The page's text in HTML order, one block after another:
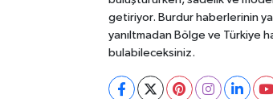
getiriyor. Burdur haberlerinin
yanıltmadan Bölge ve Türkiye
bulabileceksiniz.